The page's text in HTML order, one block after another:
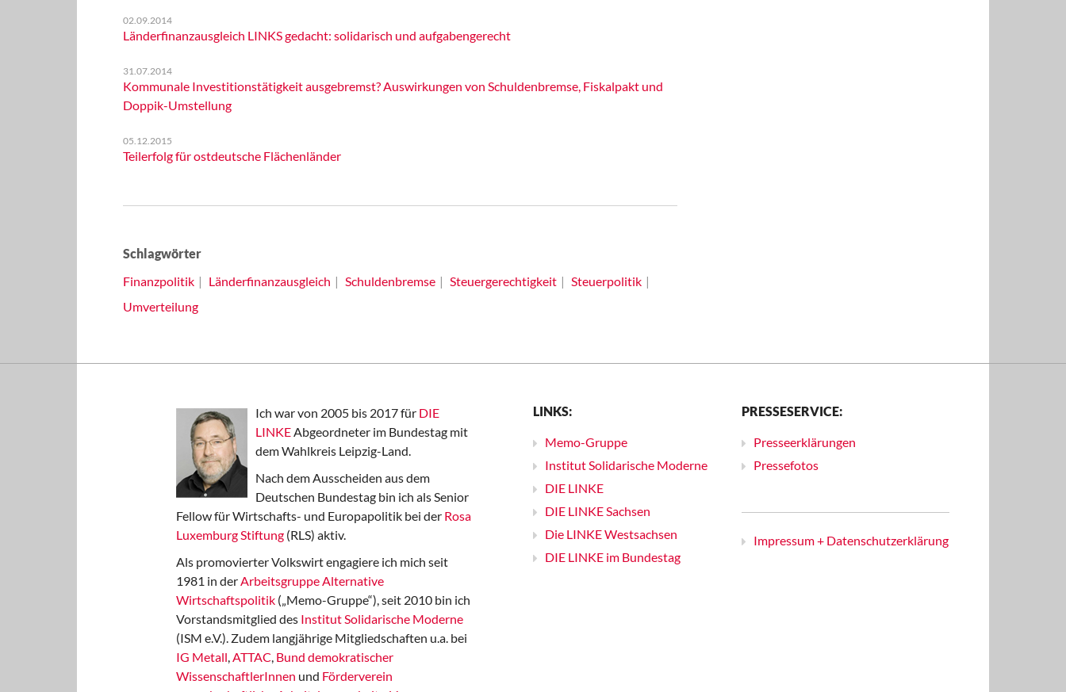
02.09.2014
Länderfinanzausgleich LINKS gedacht: solidarisch und aufgabengerecht
31.07.2014
Kommunale Investitionstätigkeit ausgebremst? Auswirkungen von Schuldenbremse, Fiskalpakt und
Doppik-Umstellung
05.12.2015
Teilerfolg für ostdeutsche Flächenländer
Schlagwörter
Finanzpolitik
Länderfinanzausgleich Schuldenbremse Steuergerechtigkeit
Steuerpolitik
Umverteilung
Ich war von 2005 bis 2017 für DIE
LINKEAbgeordneter im Bundestag mit
dem Wahlkreis Leipzig-Land.
Nach dem Ausscheiden aus dem
Deutschen Bundestag bin ich als Senior
Fellow für Wirtschafts- und Europapolitik bei der Rosa
Luxemburg Stiftung (RLS) aktiv.
Als promovierter Volkswirt engagiere ich mich seit
1981 in derArbeitsgruppe Alternative
Wirtschaftspolitik („Memo-Gruppe“), seit 2010 bin ich
Vorstandsmitglied des Institut Solidarische Moderne
(ISM e.V.). Zudem langjährige Mitgliedschaften u.a. bei
IG Metall,ATTAC, Bund demokratischer
WissenschaftlerInnen und Förderverein
LINKS:
Memo-Gruppe
Institut Solidarische Moderne
DIE LINKE
DIE LINKE Sachsen
Die LINKE Westsachsen
DIE LINKE im Bundestag
PRESSESERVICE:
Presseerklärungen
Pressefotos
Impressum + Datenschutzerklärung